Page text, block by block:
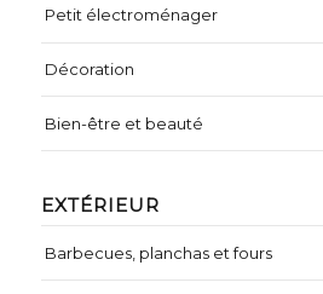
Petit électroménager
Décoration
Bien-être et beauté
EXTÉRIEUR
Barbecues, planchas et fours